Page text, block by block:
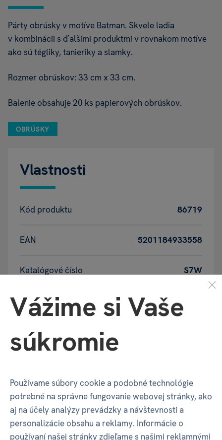
Párty obrúsky v motíve Batman. Skvele ladia
v kombinácii s ďalšími produktmi v rovnakom motíve
ako sú tégliky, tanieriky a slamky.
Rozmer obrúskov: 33 cm x 33 cm.
Balenie obsahuje 20 ks papierových obrúskov.
OBRÚSKY
Vlastnosti
Kód produktu 86719
EAN 5201184933558
Katalógové číslo S7W
Balenie produktu
Šírka balenia
Hĺbka balenia 20 mm
Výška balenia 165 mm
Vážime si Vaše
súkromie
Používame súbory cookie a podobné technológie
potrebné na správne fungovanie webovej stránky, ako
aj na účely analýzy prevádzky a návštevnosti a
personalizácie obsahu a reklamy. Informácie o
používaní našej stránky zdieľame s našimi reklamnými